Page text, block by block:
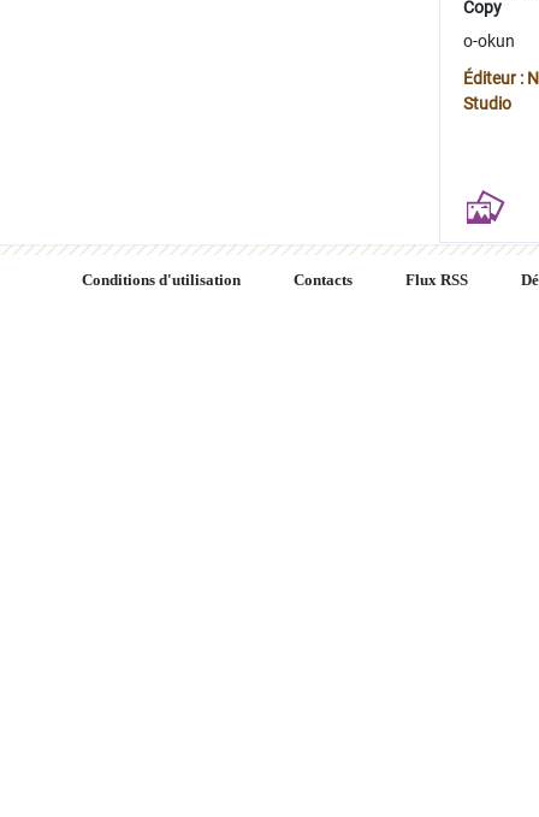
Copy
o-okun
Éditeur :
Studio
Conditions d'utilisation Contacts Flux RSS